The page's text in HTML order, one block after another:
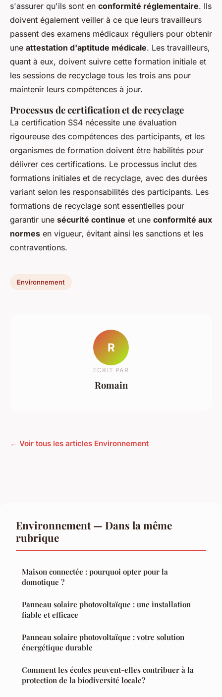
s'assurer qu'ils sont en conformité réglementaire. Ils
doivent également veiller à ce que leurs travailleurs
passent des examens médicaux réguliers pour obtenir
une attestation d'aptitude médicale. Les travailleurs,
quant à eux, doivent suivre cette formation initiale et
les sessions de recyclage tous les trois ans pour
maintenir leurs compétences à jour.
Processus de certification et de recyclage
La certification SS4 nécessite une évaluation
rigoureuse des compétences des participants, et les
organismes de formation doivent être habilités pour
délivrer ces certifications. Le processus inclut des
formations initiales et de recyclage, avec des durées
variant selon les responsabilités des participants. Les
formations de recyclage sont essentielles pour
garantir une sécurité continue et une conformité aux
normes en vigueur, évitant ainsi les sanctions et les
contraventions.
Environnement
R
ECRIT PAR
Romain
← Voir tous les articles Environnement
Environnement — Dans la même
rubrique
Maison connectée : pourquoi opter pour la
domotique ?
Panneau solaire photovoltaïque : une installation
fiable et efficace
Panneau solaire photovoltaïque : votre solution
énergétique durable
Comment les écoles peuvent-elles contribuer à la
protection de la biodiversité locale?